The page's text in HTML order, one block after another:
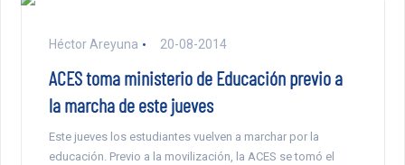
Héctor Areyuna 20-08-2014
ACES toma ministerio de Educación previo a
la marcha de este jueves
Este jueves los estudiantes vuelven a marchar por la
educación. Previo a la movilización, la ACES se tomó el